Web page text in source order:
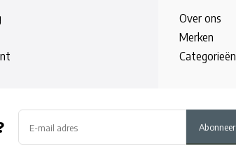
Over ons
Merken
Categorieën
Abonneer